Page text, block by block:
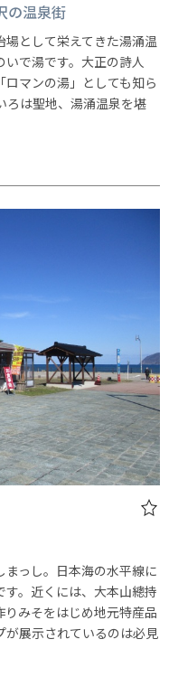
の温泉街
として栄えてきた湯涌温
で湯です。大正の詩人
ロマンの湯」としても知ら
ろは聖地、湯涌温泉を堪
っし。日本海の水平線に
。近くには、大本山總持
みそをはじめ地元特産品
展示されているのは必見